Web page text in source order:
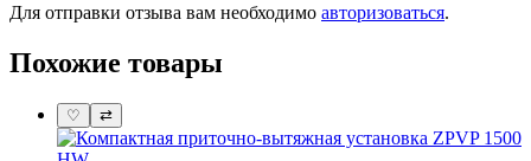
Для отправки отзыва вам необходимо авторизоваться.
Похожие товары
♡ ⇄